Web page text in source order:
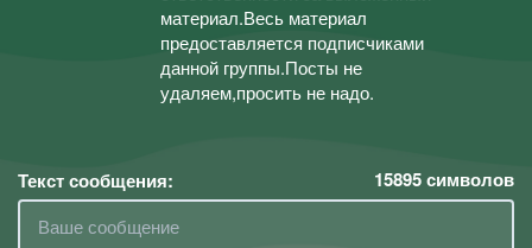
материал.Весь материал
предоставляется подписчиками
данной группы.Посты не
удаляем,просить не надо.
Текст сообщения: 15895символов